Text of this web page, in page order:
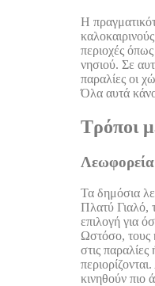
Η
περιοχές
νησιού. Σε
παραλίες οι
Όλα αυτά
Τρόποι
Λεωφορεία
Τα δημόσια
Πλατύ Γιαλό,
επιλογή για
Ωστόσο, τους
στις
κινηθούν πιο